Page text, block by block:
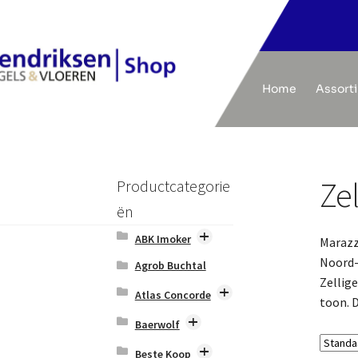
Home
toon.
Productcategorie
ën
ABK Imoker
Play
Agrob Buchtal
Atlas Concorde
3D Wall Carve
Atlas Concorde
Baerwolf
Bamboo
Beste Koop